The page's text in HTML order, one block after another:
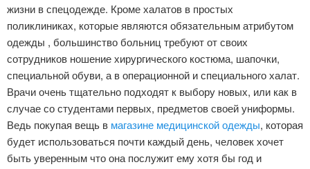
жизни в спецодежде. Кроме халатов в простых
поликлиниках, которые являются обязательным атрибутом
одежды , большинство больниц требуют от своих
сотрудников ношение хирургического костюма, шапочки,
специальной обуви, а в операционной и специального халат.
Врачи очень тщательно подходят к выбору новых, или как в
случае со студентами первых, предметов своей униформы.
Ведь покупая вещь в магазине медицинской одежды, которая
будет использоваться почти каждый день, человек хочет
быть уверенным что она послужит ему хотя бы год и